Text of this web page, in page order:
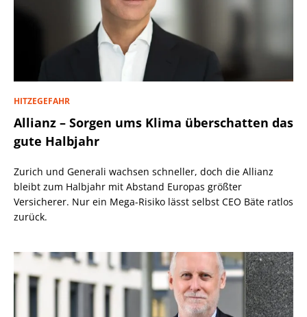
HITZEGEFAHR
Allianz – Sorgen ums Klima überschatten das
gute Halbjahr
Zurich und Generali wachsen schneller, doch die Allianz
bleibt zum Halbjahr mit Abstand Europas größter
Versicherer. Nur ein Mega-Risiko lässt selbst CEO Bäte ratlos
zurück.